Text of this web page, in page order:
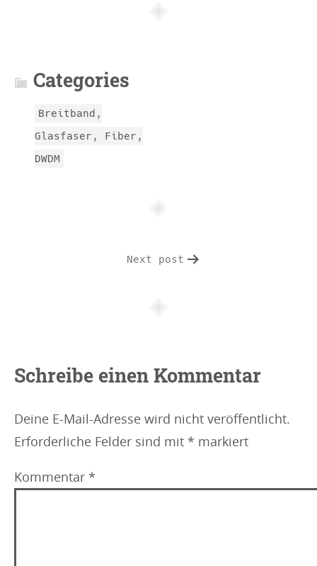
i Categories
Breitband,
Glasfaser, Fiber,
DWDM
Next post
Schreibe einen Kommentar
Deine E-Mail-Adresse wird nicht veröffentlicht.
Erforderliche Felder sind mit * markiert
Kommentar *